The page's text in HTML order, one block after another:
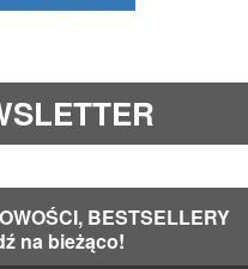
BESTSELLERY
na bieżąco!